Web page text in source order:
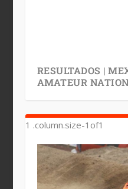
RESULTADOS |
AMATEUR